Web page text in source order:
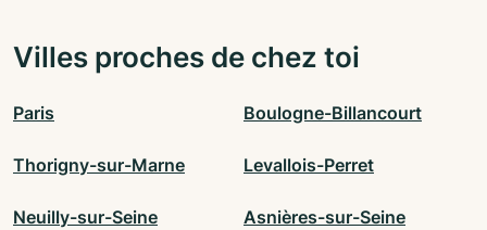
Villes proches de chez toi
Paris Boulogne-Billancourt
Thorigny-sur-Marne Levallois-Perret
Neuilly-sur-Seine Asnières-sur-Seine